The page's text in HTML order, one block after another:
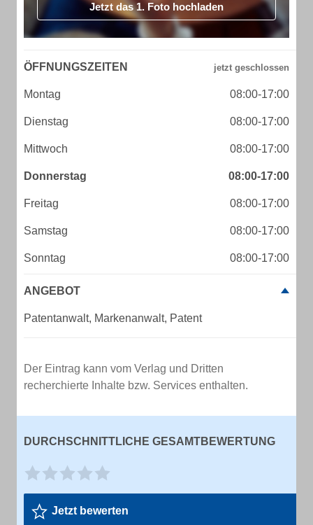
Jetzt das 1. Foto hochladen
ÖFFNUNGSZEITEN
Montag 08:00-17:00
Dienstag 08:00-17:00
Mittwoch 08:00-17:00
Donnerstag 08:00-17:00
Freitag 08:00-17:00
Samstag 08:00-17:00
Sonntag 08:00-17:00
ANGEBOT
Patentanwalt, Markenanwalt, Patent
Der Eintrag kann vom Verlag und Dritten
recherchierte Inhalte bzw. Services enthalten.
DURCHSCHNITTLICHE GESAMTBEWERTUNG
Jetzt bewerten